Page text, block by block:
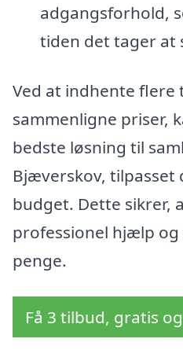
adgangsforhold,
tiden det tager at
Ved at indhente flere
sammenligne priser,
bedste løsning til
Bjæverskov, tilpasset
budget. Dette sikrer,
professionel hjælp
penge.
Få 3 tilbud, gratis